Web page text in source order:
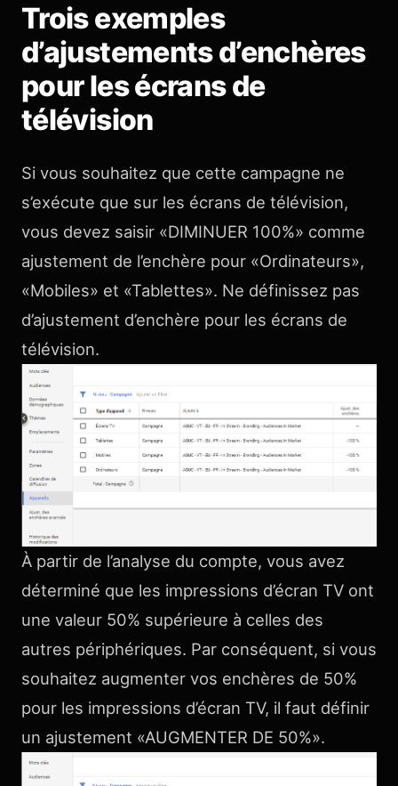
Trois exemples
d’ajustements d’enchères
pour les écrans de
télévision
Si vous souhaitez que cette campagne ne
s’exécute que sur les écrans de télévision,
vous devez saisir «DIMINUER 100%» comme
ajustement de l’enchère pour «Ordinateurs»,
«Mobiles» et «Tablettes». Ne définissez pas
d’ajustement d’enchère pour les écrans de
télévision.
À partir de l’analyse du compte, vous avez
déterminé que les impressions d’écran TV ont
une valeur 50% supérieure à celles des
autres périphériques. Par conséquent, si vous
souhaitez augmenter vos enchères de 50%
pour les impressions d’écran TV, il faut définir
un ajustement «AUGMENTER DE 50%».